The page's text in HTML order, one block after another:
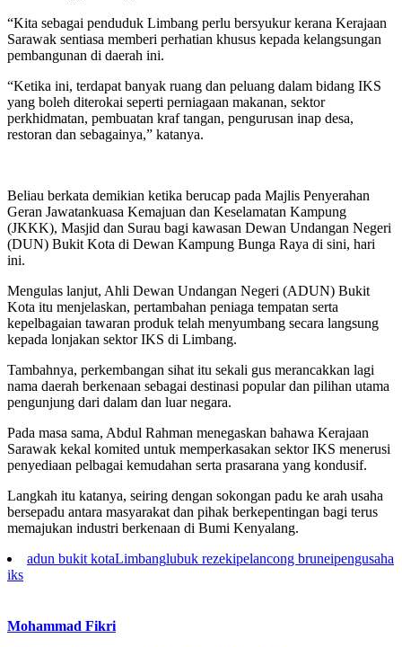
“Kita sebagai penduduk Limbang perlu bersyukur kerana Kerajaan
Sarawak sentiasa memberi perhatian khusus kepada kelangsungan
pembangunan di daerah ini.
“Ketika ini, terdapat banyak ruang dan peluang dalam bidang IKS
yang boleh diterokai seperti perniagaan makanan, sektor
perkhidmatan, pembuatan kraf tangan, pengurusan inap desa,
restoran dan sebagainya,” katanya.
Beliau berkata demikian ketika berucap pada Majlis Penyerahan
Geran Jawatankuasa Kemajuan dan Keselamatan Kampung
(JKKK), Masjid dan Surau bagi kawasan Dewan Undangan Negeri
(DUN) Bukit Kota di Dewan Kampung Bunga Raya di sini, hari
ini.
Mengulas lanjut, Ahli Dewan Undangan Negeri (ADUN) Bukit
Kota itu menjelaskan, pertambahan peniaga tempatan serta
kepelbagaian tawaran produk telah menyumbang secara langsung
kepada lonjakan sektor IKS di Limbang.
Tambahnya, perkembangan sihat itu sekali gus merancakkan lagi
nama daerah berkenaan sebagai destinasi popular dan pilihan utama
pengunjung dari dalam dan luar negara.
Pada masa sama, Abdul Rahman menegaskan bahawa Kerajaan
Sarawak kekal komited untuk memperkasakan sektor IKS menerusi
penyediaan pelbagai kemudahan serta prasarana yang kondusif.
Langkah itu katanya, seiring dengan sokongan padu ke arah usaha
bersepadu antara masyarakat dan pihak berkepentingan bagi terus
memajukan industri berkenaan di Bumi Kenyalang.
adun bukit kotaLimbanglubuk rezekipelancong bruneipengusaha
iks
Mohammad Fikri